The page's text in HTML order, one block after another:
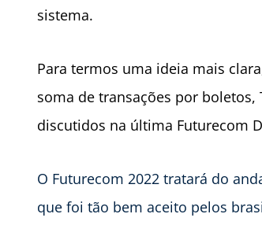
sistema.
Para termos uma ideia mais
soma de transações por boletos,
discutidos na última Futurecom
O Futurecom 2022 tratará do
que foi tão bem aceito pelos